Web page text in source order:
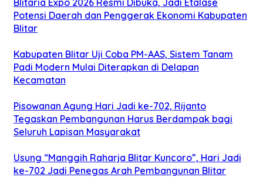
Potensi Daerah dan Penggerak Ekonomi Kabupaten
Blitar
Kabupaten Blitar Uji Coba PM-AAS, Sistem Tanam
Padi Modern Mulai Diterapkan di Delapan
Kecamatan
Pisowanan Agung Hari Jadi ke-702, Rijanto
Tegaskan Pembangunan Harus Berdampak bagi
Seluruh Lapisan Masyarakat
Usung “Manggih Raharja Blitar Kuncoro”, Hari Jadi
ke-702 Jadi Penegas Arah Pembangunan Blitar